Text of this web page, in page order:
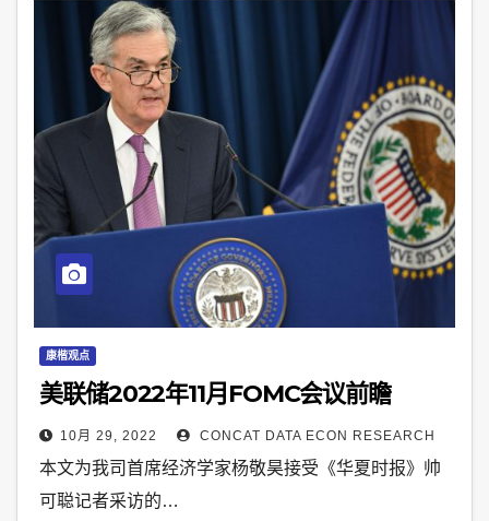
康楷观点
美联储2022年11月FOMC会议前瞻
10月 29, 2022 CONCAT DATA ECON RESEARCH
本文为我司首席经济学家杨敬昊接受《华夏时报》帅
可聪记者采访的…